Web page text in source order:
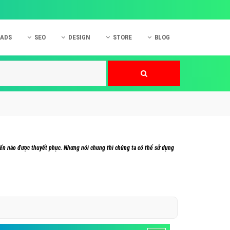
SEO DESIGN STORE BLOG
nào được thuyết phục. Nhưng nói chung thì chúng ta có thể sử dụng